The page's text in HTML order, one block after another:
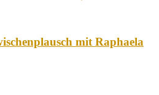
mit Raphaela